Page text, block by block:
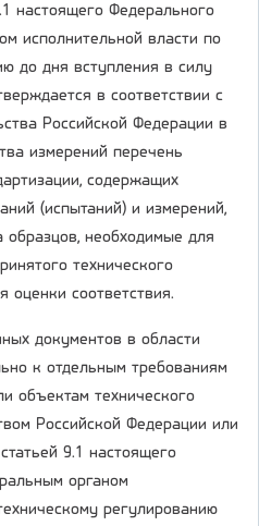
настоящего Федерального
исполнительной власти по
до дня вступления в силу
в соответствии с
Российской Федерации в
измерений перечень
содержащих
(испытаний) и измерений,
необходимые для
технического
оценки соответствия.
документов в области
к отдельным требованиям
объектам технического
Российской Федерации или
9.1 настоящего
органом
регулированию